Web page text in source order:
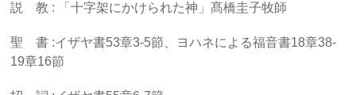
説 教 : 「十字架にかけられた神」髙橋圭子牧師
聖 書 :イザヤ書53章3-5節、ヨハネによる福音書18章38-
19章16節